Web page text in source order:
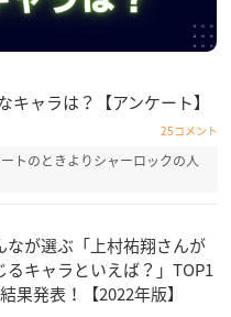
キャラは？【アンケート】
25コメント
トのときよりシャーロックの人
なが選ぶ「上村祐翔さんが
るキャラといえば？」TOP1
果発表！【2022年版】